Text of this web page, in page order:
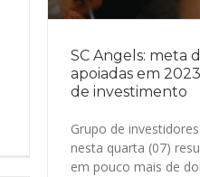
SC Angels: meta
apoiadas em
de investimento
Grupo de
nesta quarta (07)
em pouco mais de